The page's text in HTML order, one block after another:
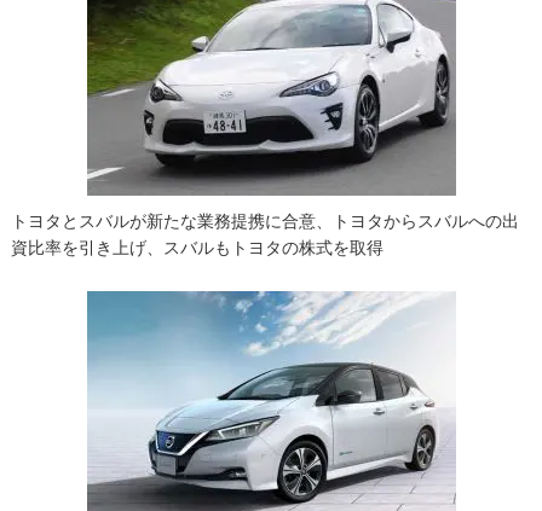
トヨタとスバルが新たな業務提携に合意、トヨタからスバルへの出
資比率を引き上げ、スバルもトヨタの株式を取得